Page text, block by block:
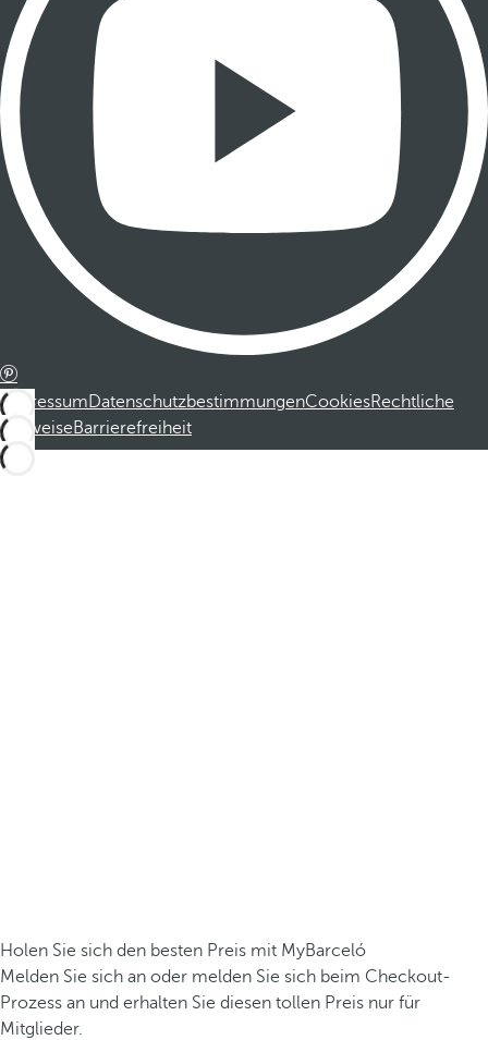
ImpressumDatenschutzbestimmungenCookiesRechtliche
HinweiseBarrierefreiheit
Holen Sie sich den besten Preis mit MyBarceló
Melden Sie sich an oder melden Sie sich beim Checkout-
Prozess an und erhalten Sie diesen tollen Preis nur für
Mitglieder.